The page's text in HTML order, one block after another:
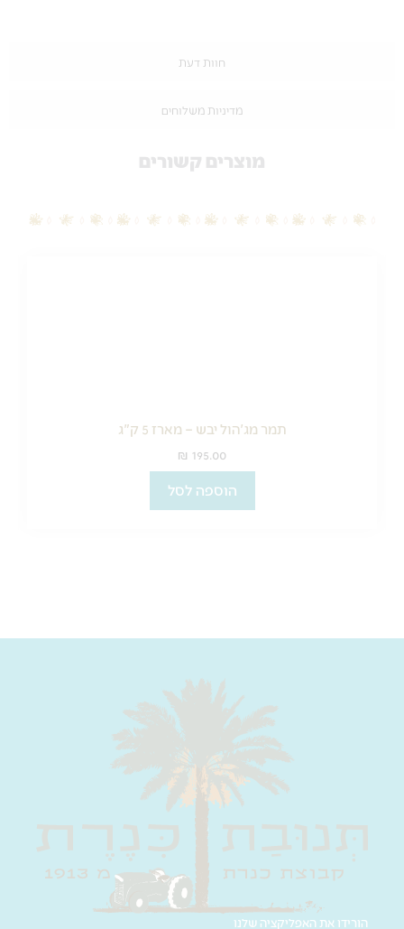
חוות דעת
מדיניות משלוחים
מוצרים קשורים
תמר מג'הול יבש – מארז 5 ק"ג
₪ 195.00
הוספה לסל
הורידו את האפליקציה שלנו